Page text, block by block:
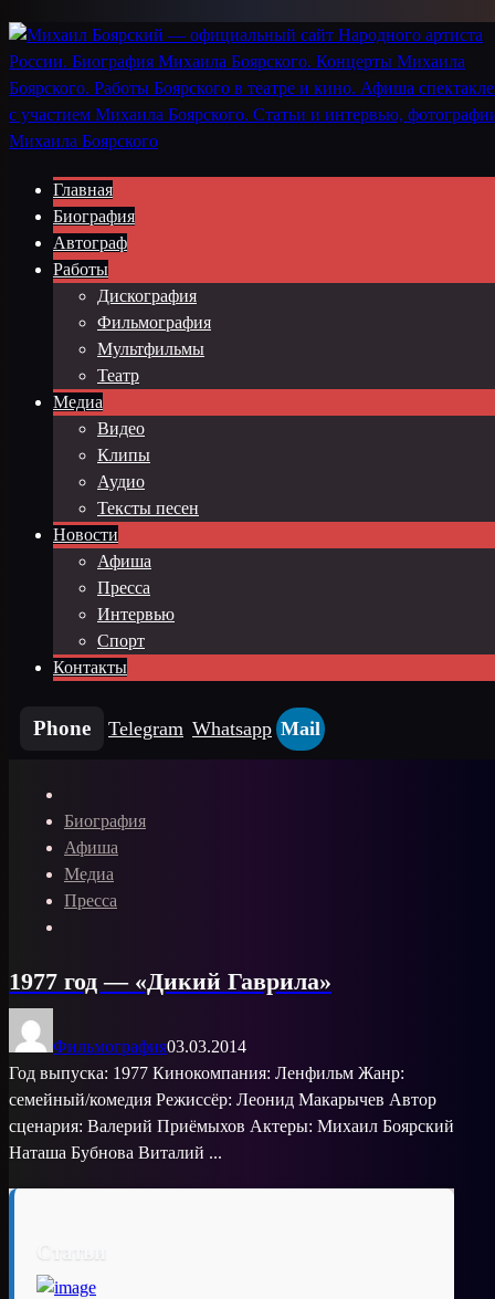
Главная
Биография
Автограф
Работы
Дискография
Фильмография
Мультфильмы
Театр
Медиа
Видео
Клипы
Аудио
Тексты песен
Новости
Афиша
Пресса
Интервью
Спорт
Контакты
Phone Telegram Whatsapp Mail
Биография
Афиша
Медиа
Пресса
1977 год — «Дикий Гаврила»
Фильмография03.03.2014
Год выпуска: 1977 Кинокомпания: Ленфильм Жанр:
семейный/комедия Режиссёр: Леонид Макарычев Автор
сценария: Валерий Приёмыхов Актеры: Михаил Боярский
Наташа Бубнова Виталий ...